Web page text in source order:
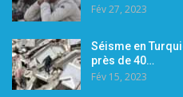
Fév 27, 2023
Séisme en
près de 40…
Fév 15, 2023